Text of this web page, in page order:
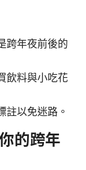
跨年夜前後的
飲料與小吃花
註以免迷路。
的跨年